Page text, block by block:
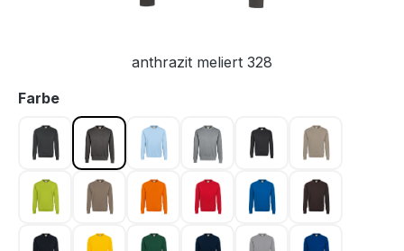
anthrazit meliert 328
Farbeauswählen
anthrazit 028anthrazit meliert 328
eisblau 020grau meliert 015
karbongrau 064
khaki 080
kiwi 040nougat 128orange 027rot 002 royalblau 010schokolade